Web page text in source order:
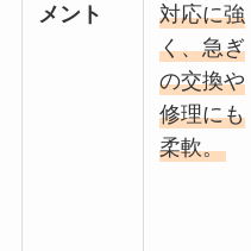
メント
対応に強
く、急ぎ
の交換や
修理にも
柔軟。